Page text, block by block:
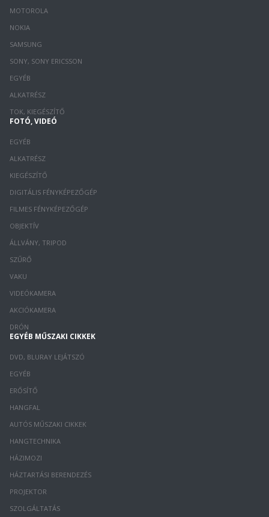
MOTOROLA
NOKIA
SAMSUNG
SONY, SONY ERICSSON
EGYÉB
ALKATRÉSZ
TOK, KIEGÉSZÍTŐ
FOTÓ, VIDEÓ
EGYÉB
ALKATRÉSZ
KIEGÉSZÍTŐ
DIGITÁLIS FÉNYKÉPEZŐGÉP
FILMES FÉNYKÉPEZŐGÉP
OBJEKTÍV
ÁLLVÁNY, TRIPOD
SZŰRŐ
VAKU
VIDEÓKAMERA
AKCIÓKAMERA
DRÓN
EGYÉB MŰSZAKI CIKKEK
DVD, BLURAY LEJÁTSZÓ
EGYÉB
ERŐSÍTŐ
HANGFAL
AUTÓS MŰSZAKI CIKKEK
HANGTECHNIKA
HÁZIMOZI
HÁZTARTÁSI BERENDEZÉS
PROJEKTOR
SZOLGÁLTATÁS